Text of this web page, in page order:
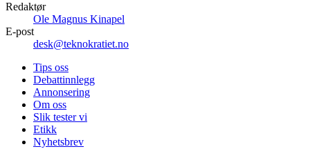
Redaktør
Ole Magnus Kinapel
E-post
desk@teknokratiet.no
Tips oss
Debattinnlegg
Annonsering
Om oss
Slik tester vi
Etikk
Nyhetsbrev